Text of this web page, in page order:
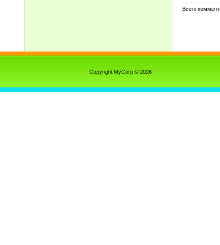
Всего
Copyright MyCorp © 2026